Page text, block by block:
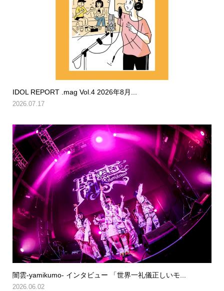
IDOL REPORT .mag Vol.4 2026年8月...
2026.07.17
闇雲-yamikumo- インタビュー 「世界一礼儀正しいモ...
2026.06.02